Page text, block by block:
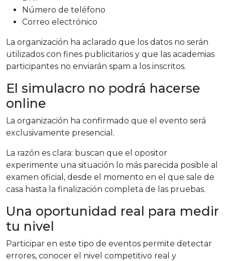
Número de teléfono
Correo electrónico
La organización ha aclarado que los datos no serán
utilizados con fines publicitarios y que las academias
participantes no enviarán spam a los inscritos.
El simulacro no podrá hacerse
online
La organización ha confirmado que el evento será
exclusivamente presencial.
La razón es clara: buscan que el opositor
experimente una situación lo más parecida posible al
examen oficial, desde el momento en el que sale de
casa hasta la finalización completa de las pruebas.
Una oportunidad real para medir
tu nivel
Participar en este tipo de eventos permite detectar
errores, conocer el nivel competitivo real y